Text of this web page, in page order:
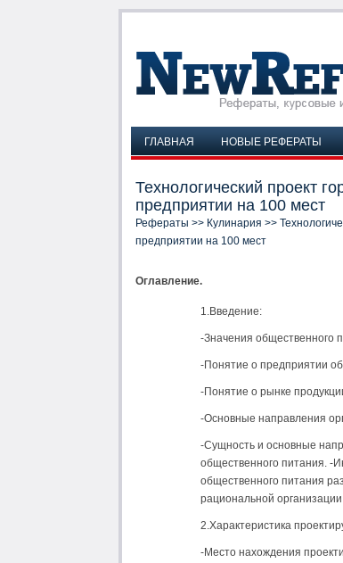
ГЛАВНАЯ НОВЫЕ РЕФЕРАТЫ
Технологический проект
предприятии на 100 мест
Рефераты >> Кулинария >>
предприятии на 100 мест
Оглавление.
1.Введение:
-Значения общественного
-Понятие о предприятии
-Понятие о рынке
-Основные направления
-Сущность и основные
общественного питания. -
общественного питания
рациональной
2.Характеристика
-Место нахождения